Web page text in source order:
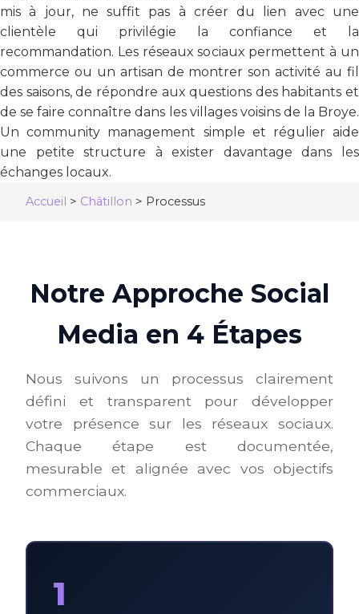
mis à jour, ne suffit pas à créer du lien avec une
clientèle qui privilégie la confiance et la
recommandation. Les réseaux sociaux permettent à un
commerce ou un artisan de montrer son activité au fil
des saisons, de répondre aux questions des habitants et
de se faire connaître dans les villages voisins de la Broye.
Un community management simple et régulier aide
une petite structure à exister davantage dans les
échanges locaux.
Accueil > Châtillon > Processus
Notre Approche Social
Media en 4 Étapes
Nous suivons un processus clairement
défini et transparent pour développer
votre présence sur les réseaux sociaux.
Chaque étape est documentée,
mesurable et alignée avec vos objectifs
commerciaux.
1